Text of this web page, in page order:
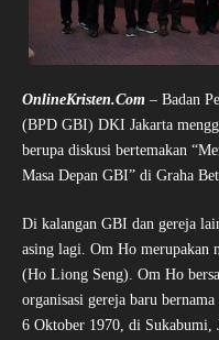
OnlineKristen.Com – Badan
(BPD GBI) DKI Jakarta
berupa diskusi bertemakan
Masa Depan GBI” di Graha
Di kalangan GBI dan gereja
asing lagi. Om Ho merupakan
(Ho Liong Seng). Om Ho
organisasi gereja baru
6 Oktober 1970, di Sukabumi,